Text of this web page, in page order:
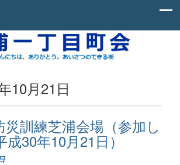
10月21日
訓練芝浦会場（参加し
30年10月21日）